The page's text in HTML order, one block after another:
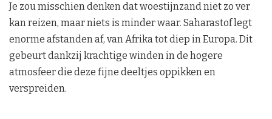
Je zou misschien denken dat woestijnzand niet zo ver
kan reizen, maar niets is minder waar. Saharastof legt
enorme afstanden af, van Afrika tot diep in Europa. Dit
gebeurt dankzij krachtige winden in de hogere
atmosfeer die deze fijne deeltjes oppikken en
verspreiden.